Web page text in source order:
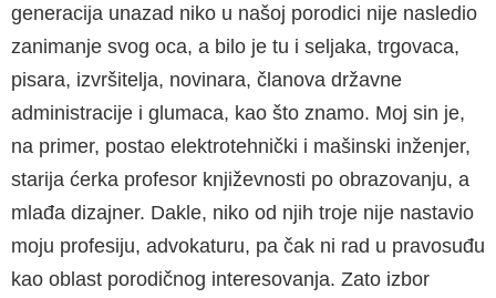
generacija unazad niko u našoj porodici nije nasledio
zanimanje svog oca, a bilo je tu i seljaka, trgovaca,
pisara, izvršitelja, novinara, članova državne
administracije i glumaca, kao što znamo. Moj sin je,
na primer, postao elektrotehnički i mašinski inženjer,
starija ćerka profesor književnosti po obrazovanju, a
mlađa dizajner. Dakle, niko od njih troje nije nastavio
moju profesiju, advokaturu, pa čak ni rad u pravosuđu
kao oblast porodičnog interesovanja. Zato izbor